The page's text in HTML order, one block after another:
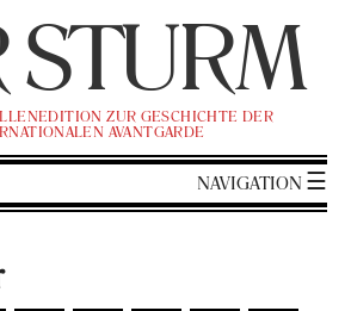
STURM
ZUR GE­SCHICH­TE DER
AVANT­GAR­DE
NA­VI­GA­TI­ON